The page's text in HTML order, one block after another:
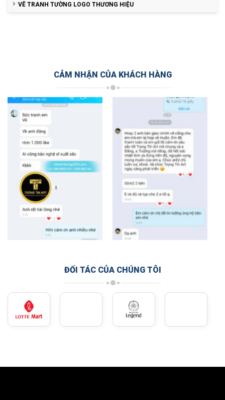
VẼ TRANH TƯỜNG LOGO THƯƠNG HIỆU
CẢM NHẬN CỦA KHÁCH HÀNG
ĐỐI TÁC CỦA CHÚNG TÔI